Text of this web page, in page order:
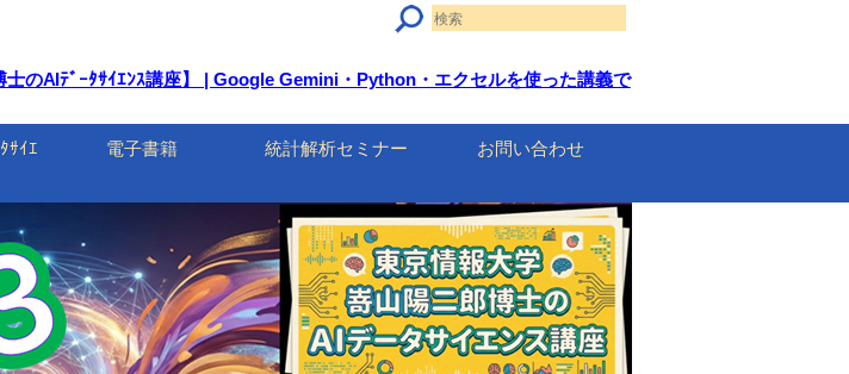
のAIﾃﾞｰﾀｻｲｴﾝｽ講座】 | Google Gemini・Python・エクセルを使った講義で
ｻｲｴ
電子書籍 統計解析セミナー お問い合わせ